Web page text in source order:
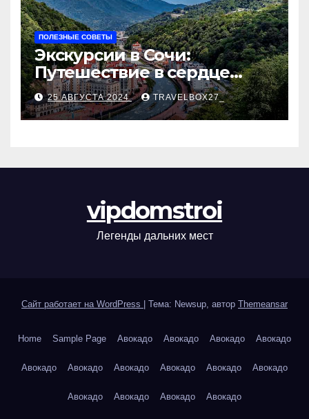
ПОЛЕЗНЫЕ СОВЕТЫ
Экскурсии в Сочи:
Путешествие в сердце
Черноморского курорта
25 АВГУСТА 2024 TRAVELBOX27_
vipdomstroi
Легенды дальних мест
Сайт работает на WordPress | Тема: Newsup, автор Themeansar
Home Sample Page Авокадо Авокадо Авокадо Авокадо
Авокадо Авокадо Авокадо Авокадо Авокадо Авокадо
Авокадо Авокадо Авокадо Авокадо